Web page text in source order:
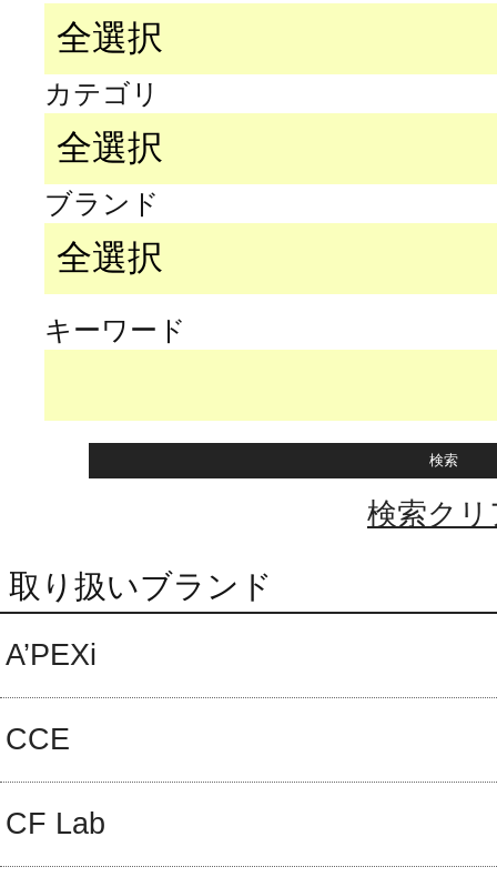
カテゴリ
ブランド
キーワード
検索クリ
取り扱いブランド
A’PEXi
CCE
CF Lab